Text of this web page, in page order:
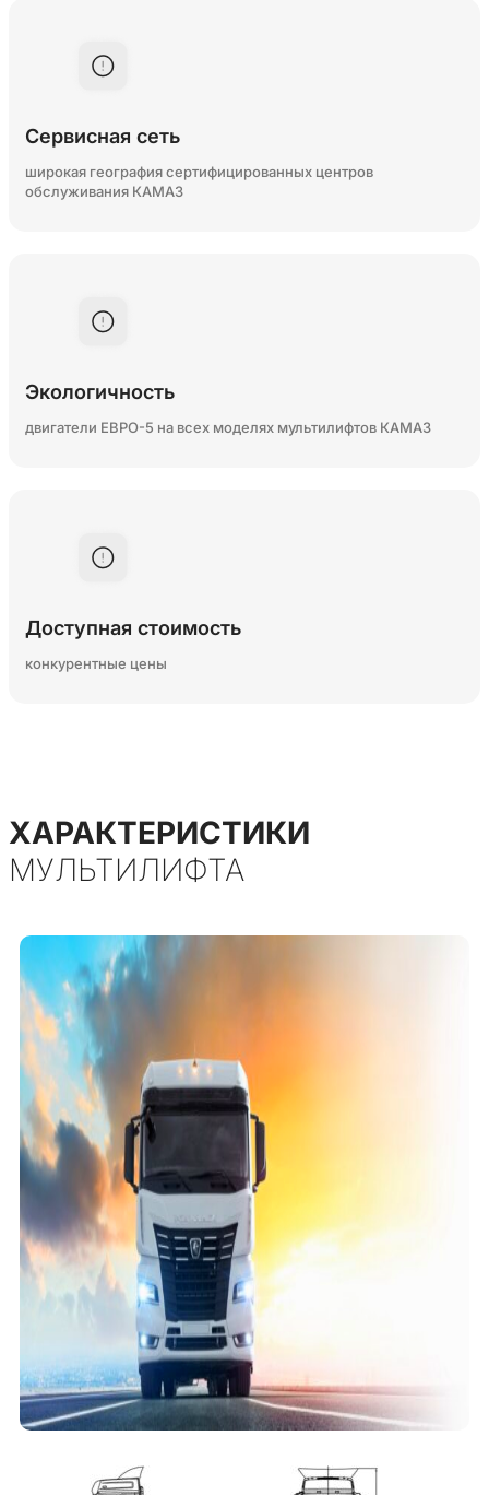
Сервисная сеть
широкая география сертифицированных центров
обслуживания КАМАЗ
Экологичность
двигатели ЕВРО-5 на всех моделях мультилифтов КАМАЗ
Доступная стоимость
конкурентные цены
ХАРАКТЕРИСТИКИ
МУЛЬТИЛИФТА